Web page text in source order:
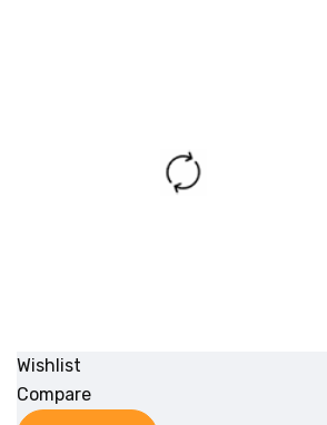
Wishlist
Compare